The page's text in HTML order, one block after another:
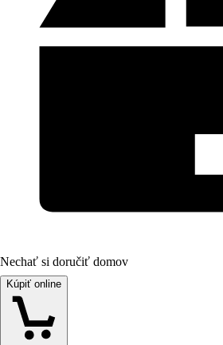
Nechať si doručiť domov
Kúpiť online